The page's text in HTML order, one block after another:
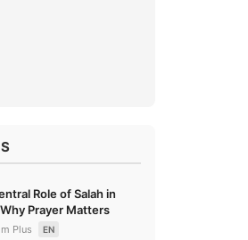
Role of Salah in
Prayer Matters
Plus EN